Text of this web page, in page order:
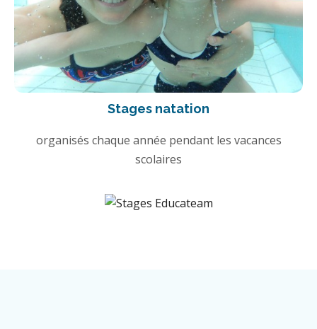
Stages natation
organisés chaque année pendant les vacances
scolaires